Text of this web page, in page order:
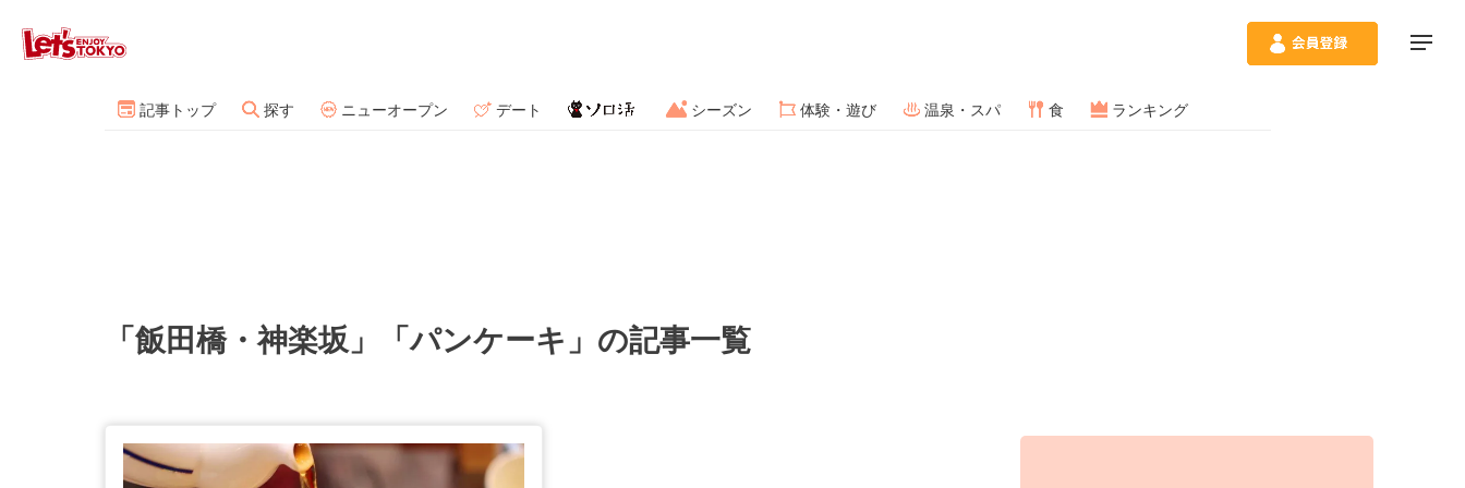
記事トップ 探す ニューオープン デート シーズン 体験・遊び 温泉・スパ 食 ランキング
「飯田橋・神楽坂」「パンケーキ」の記事一覧